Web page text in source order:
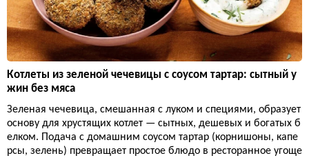
Котлеты из зеленой чечевицы с соусом тартар: сытный у
жин без мяса
Зеленая чечевица, смешанная с луком и специями, образует
основу для хрустящих котлет — сытных, дешевых и богатых б
елком. Подача с домашним соусом тартар (корнишоны, капе
рсы, зелень) превращает простое блюдо в ресторанное угоще